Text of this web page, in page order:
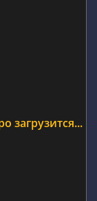
загрузится...